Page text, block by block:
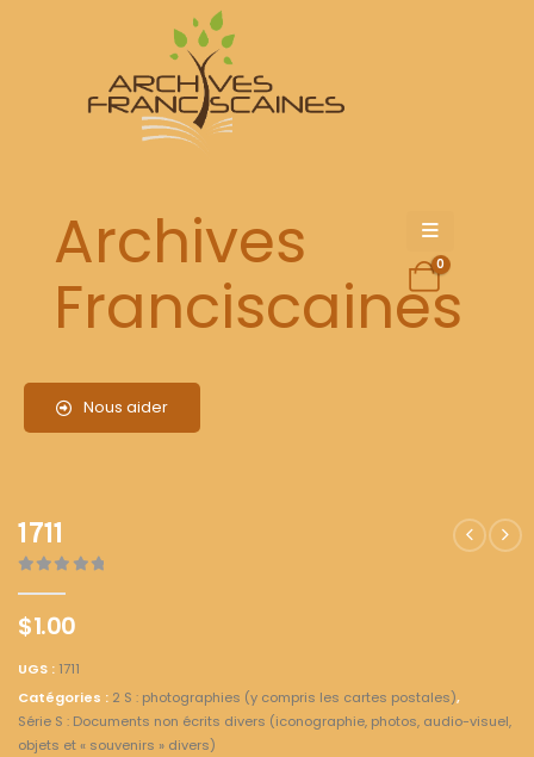
Archives
Franciscaines
Nous aider
0
1711
$1.00
UGS : 1711
Catégories : 2 S : photographies (y compris les cartes postales),
Série S : Documents non écrits divers (iconographie, photos, audio-visuel,
objets et « souvenirs » divers)